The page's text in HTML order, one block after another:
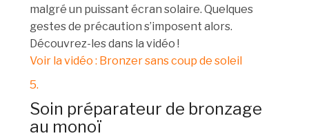
malgré un puissant écran solaire. Quelques
gestes de précaution s’imposent alors.
Découvrez-les dans la vidéo !
Voir la vidéo : Bronzer sans coup de soleil
5.
Soin préparateur de bronzage
au monoï